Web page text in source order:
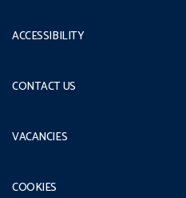
ACCESSIBILITY
CONTACT US
VACANCIES
COOKIES